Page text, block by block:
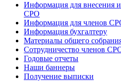
Информация для внесения
СРО
Информация для членов
Информация бухгалтеру
Материалы общего
Сотрудничество членов
Годовые отчеты
Наши баннеры
Получение выписки